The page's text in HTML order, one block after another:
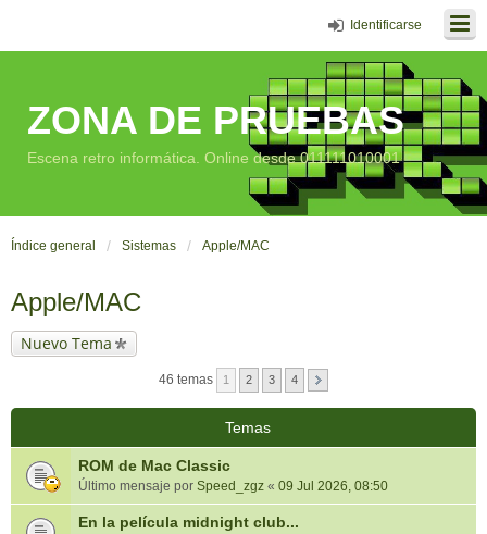
Identificarse
ZONA DE PRUEBAS
Escena retro informática. Online desde 011111010001
Índice general Sistemas Apple/MAC
Apple/MAC
Nuevo Tema
46 temas 1 2 3 4
Temas
ROM de Mac Classic
Último mensaje por Speed_zgz « 09 Jul 2026, 08:50
En la película midnight club...